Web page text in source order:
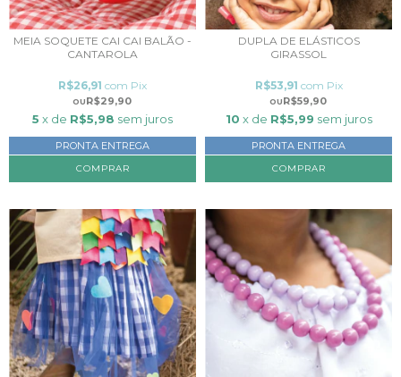
MEIA SOQUETE CAI CAI BALÃO -
CANTAROLA
R$29,90
R$26,91 com Pix
5 x de R$5,98 sem juros
PRONTA ENTREGA
COMPRAR
DUPLA DE ELÁSTICOS
GIRASSOL
R$59,90
R$53,91 com Pix
10 x de R$5,99 sem juros
PRONTA ENTREGA